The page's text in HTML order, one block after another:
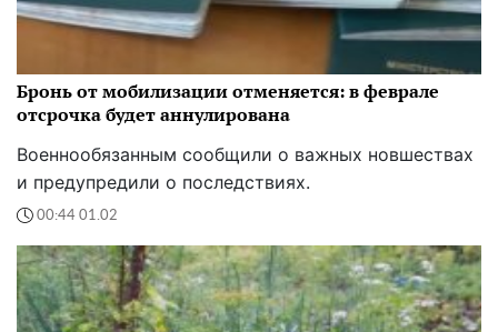
Бронь от мобилизации отменяется: в феврале
отсрочка будет аннулирована
Военнообязанным сообщили о важных новшествах
и предупредили о последствиях.
00:44 01.02